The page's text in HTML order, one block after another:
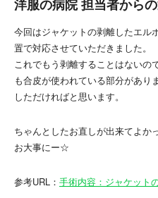
洋服の病院 担当者から
今回はジャケットの剥離したエル
置で対応させていただきました。
これでもう剥離することはないの
も合皮が使われている部分があり
しただければと思います。
ちゃんとしたお直しが出来てよか
お大事にー☆
参考URL： 手術内容：ジャケット